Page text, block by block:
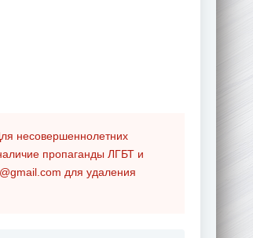
несовершеннолетних
пропаганды ЛГБТ и
для удаления